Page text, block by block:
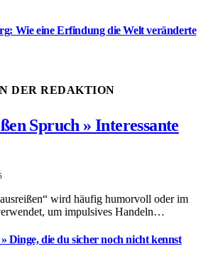
Wie eine Erfindung die Welt veränderte
DER REDAKTION
Spruch » Interessante
wird häufig humorvoll oder im
um impulsives Handeln…
Dinge, die du sicher noch nicht kennst